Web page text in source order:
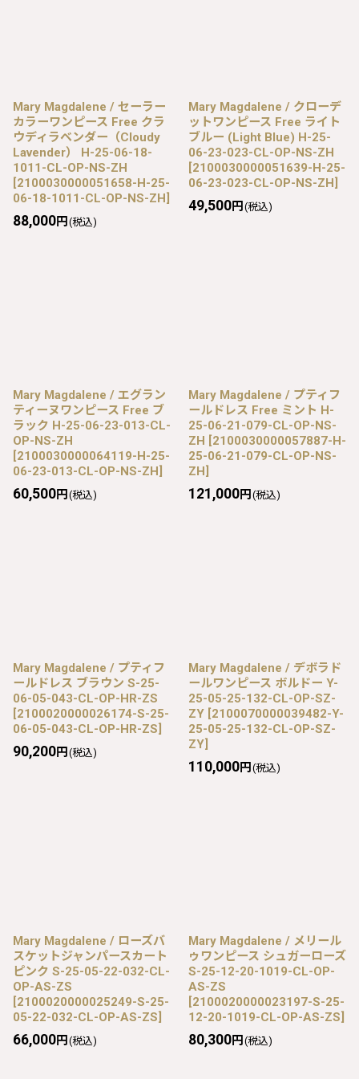
Mary Magdalene / セーラー
カラーワンピース Free クラ
ウディラベンダー（Cloudy
Lavender） H-25-06-18-
1011-CL-OP-NS-ZH
[2100030000051658-H-25-
06-18-1011-CL-OP-NS-ZH]
88,000円 (税込)
Mary Magdalene / クローデ
ットワンピース Free ライト
ブルー (Light Blue) H-25-
06-23-023-CL-OP-NS-ZH
[2100030000051639-H-25-
06-23-023-CL-OP-NS-ZH]
49,500円 (税込)
Mary Magdalene / エグラン
ティーヌワンピース Free ブ
ラック H-25-06-23-013-CL-
OP-NS-ZH
[2100030000064119-H-25-
06-23-013-CL-OP-NS-ZH]
60,500円 (税込)
Mary Magdalene / プティフ
ールドレス Free ミント H-
25-06-21-079-CL-OP-NS-
ZH [2100030000057887-H-
25-06-21-079-CL-OP-NS-
ZH]
121,000円 (税込)
Mary Magdalene / プティフ
ールドレス ブラウン S-25-
06-05-043-CL-OP-HR-ZS
[2100020000026174-S-25-
06-05-043-CL-OP-HR-ZS]
90,200円 (税込)
Mary Magdalene / デボラド
ールワンピース ボルドー Y-
25-05-25-132-CL-OP-SZ-
ZY [2100070000039482-Y-
25-05-25-132-CL-OP-SZ-
ZY]
110,000円 (税込)
Mary Magdalene / ローズバ
スケットジャンパースカート
ピンク S-25-05-22-032-CL-
OP-AS-ZS
[2100020000025249-S-25-
05-22-032-CL-OP-AS-ZS]
66,000円 (税込)
Mary Magdalene / メリール
ゥワンピース シュガーローズ
S-25-12-20-1019-CL-OP-
AS-ZS
[2100020000023197-S-25-
12-20-1019-CL-OP-AS-ZS]
80,300円 (税込)